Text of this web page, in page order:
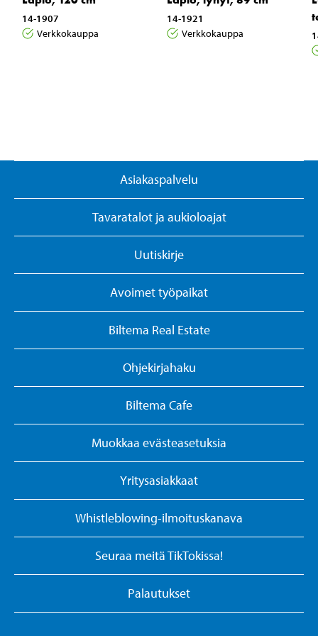
14-1907
Verkkokauppa
14-1921
Verkkokauppa
Asiakaspalvelu
Tavaratalot ja aukioloajat
Uutiskirje
Avoimet työpaikat
Biltema Real Estate
Ohjekirjahaku
Biltema Cafe
Muokkaa evästeasetuksia
Yritysasiakkaat
Whistleblowing-ilmoituskanava
Seuraa meitä TikTokissa!
Palautukset